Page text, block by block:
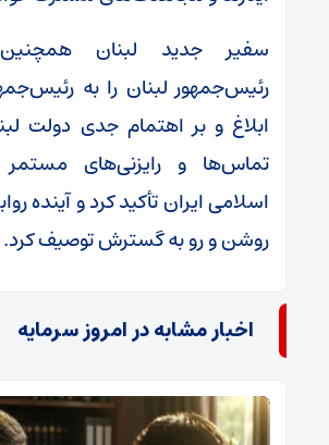
سفیر جدید لبنان
رئیس‌جمهور لبنان را به
ابلاغ و بر اهتمام جدی دولت
تماس‌ها و رایزنی‌های
اسلامی ایران تأکید کرد و آینده
روشن و رو به گسترش توصیف کرد.
اخبار مشابه در امروز سرمایه